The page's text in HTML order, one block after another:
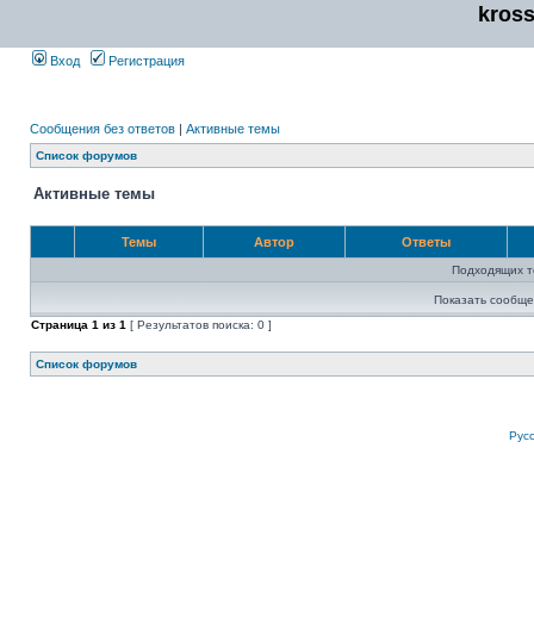
Вход Регистрация
Сообщения без ответов | Активные темы
Список форумов
Активные темы
Темы Автор Ответы
Подходящих
Показать
Страница 1 из 1 [ Результатов поиска: 0 ]
Список форумов